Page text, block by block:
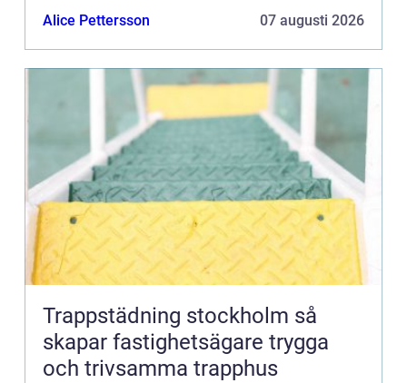
Alice Pettersson 07 augusti 2026
Trappstädning stockholm så
skapar fastighetsägare trygga
och trivsamma trapphus